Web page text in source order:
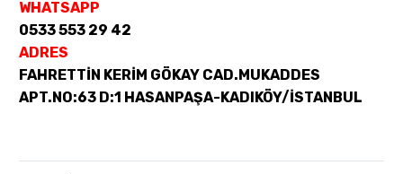
WHATSAPP
0533 553 29 42
ADRES
FAHRETTİN KERİM GÖKAY CAD.MUKADDES
APT.NO:63 D:1 HASANPAŞA-KADIKÖY/İSTANBUL